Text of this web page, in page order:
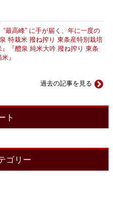
“最高峰” に手が届く、年に一度の
特栽米 撥ね搾り 東条産特別栽培
』『醴泉 純米大吟 撥ね搾り 東条
』
過去の記事を見る
ト
ゴリー